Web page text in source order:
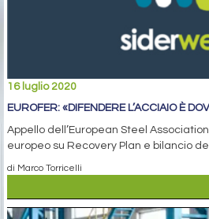
16 luglio 2020
EUROFER: «DIFENDERE L’ACCIAIO È
Appello dell’European Steel
europeo su Recovery Plan e bilancio
di Marco Torricelli